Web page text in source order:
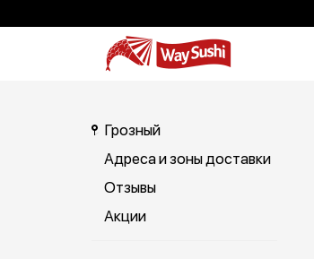
Грозный
Адреса и зоны доставки
Отзывы
Акции